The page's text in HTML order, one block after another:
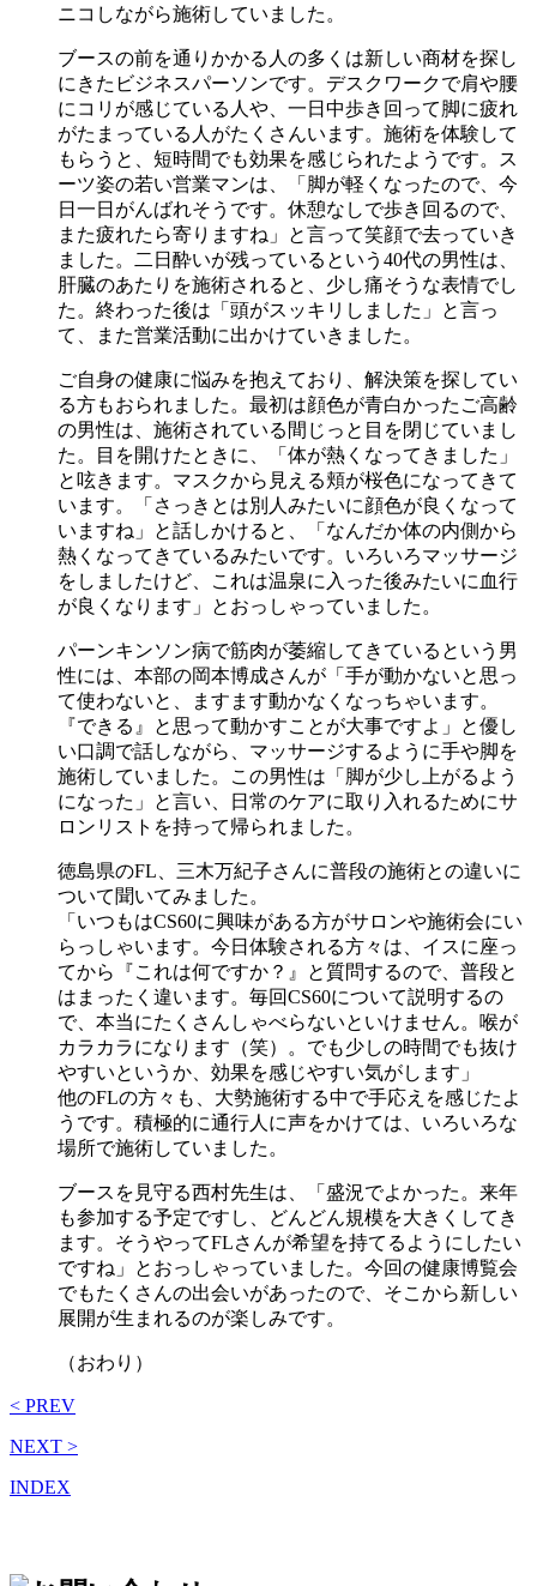
ニコしながら施術していました。
ブースの前を通りかかる人の多くは新しい商材を探し
にきたビジネスパーソンです。デスクワークで肩や腰
にコリが感じている人や、一日中歩き回って脚に疲れ
がたまっている人がたくさんいます。施術を体験して
もらうと、短時間でも効果を感じられたようです。ス
ーツ姿の若い営業マンは、「脚が軽くなったので、今
日一日がんばれそうです。休憩なしで歩き回るので、
また疲れたら寄りますね」と言って笑顔で去っていき
ました。二日酔いが残っているという40代の男性は、
肝臓のあたりを施術されると、少し痛そうな表情でし
た。終わった後は「頭がスッキリしました」と言っ
て、また営業活動に出かけていきました。
ご自身の健康に悩みを抱えており、解決策を探してい
る方もおられました。最初は顔色が青白かったご高齢
の男性は、施術されている間じっと目を閉じていまし
た。目を開けたときに、「体が熱くなってきました」
と呟きます。マスクから見える頬が桜色になってきて
います。「さっきとは別人みたいに顔色が良くなって
いますね」と話しかけると、「なんだか体の内側から
熱くなってきているみたいです。いろいろマッサージ
をしましたけど、これは温泉に入った後みたいに血行
が良くなります」とおっしゃっていました。
パーンキンソン病で筋肉が萎縮してきているという男
性には、本部の岡本博成さんが「手が動かないと思っ
て使わないと、ますます動かなくなっちゃいます。
『できる』と思って動かすことが大事ですよ」と優し
い口調で話しながら、マッサージするように手や脚を
施術していました。この男性は「脚が少し上がるよう
になった」と言い、日常のケアに取り入れるためにサ
ロンリストを持って帰られました。
徳島県のFL、三木万紀子さんに普段の施術との違いに
ついて聞いてみました。
「いつもはCS60に興味がある方がサロンや施術会にい
らっしゃいます。今日体験される方々は、イスに座っ
てから『これは何ですか？』と質問するので、普段と
はまったく違います。毎回CS60について説明するの
で、本当にたくさんしゃべらないといけません。喉が
カラカラになります（笑）。でも少しの時間でも抜け
やすいというか、効果を感じやすい気がします」
他のFLの方々も、大勢施術する中で手応えを感じたよ
うです。積極的に通行人に声をかけては、いろいろな
場所で施術していました。
ブースを見守る西村先生は、「盛況でよかった。来年
も参加する予定ですし、どんどん規模を大きくしてき
ます。そうやってFLさんが希望を持てるようにしたい
ですね」とおっしゃっていました。今回の健康博覧会
でもたくさんの出会いがあったので、そこから新しい
展開が生まれるのが楽しみです。
（おわり）
< PREV
NEXT >
INDEX